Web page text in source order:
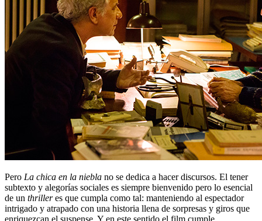
Pero La chica en la niebla no se dedica a hacer discursos. El tener
subtexto y alegorías sociales es siempre bienvenido pero lo esencial
de un thrilleres que cumpla como tal: manteniendo al espectador
intrigado y atrapado con una historia llena de sorpresas y giros que
enriquezcan el suspense. Y en este sentido el film cumple,